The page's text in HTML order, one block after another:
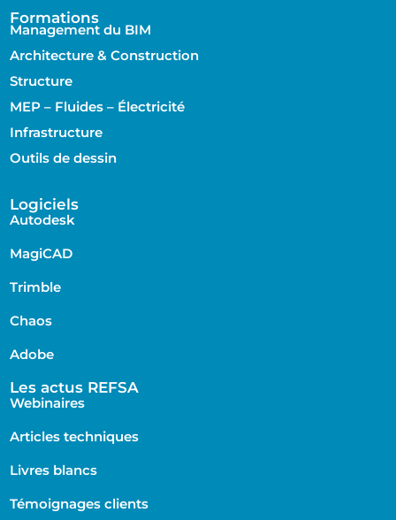
Formations
Management du BIM
Architecture & Construction
Structure
MEP – Fluides – Électricité
Infrastructure
Outils de dessin
Logiciels
Autodesk
MagiCAD
Trimble
Chaos
Adobe
Les actus REFSA
Webinaires
Articles techniques
Livres blancs
Témoignages clients